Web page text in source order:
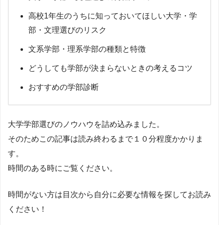
高校1年生のうちに知っておいてほしい大学・学
部・文理選びのリスク
文系学部・理系学部の種類と特徴
どうしても学部が決まらないときの考えるコツ
おすすめの学部診断
大学学部選びのノウハウを詰め込みました。
そのためこの記事は読み終わるまで１０分程度かかりま
す。
時間のある時にご覧ください。
時間がない方は目次から自分に必要な情報を探してお読み
ください！